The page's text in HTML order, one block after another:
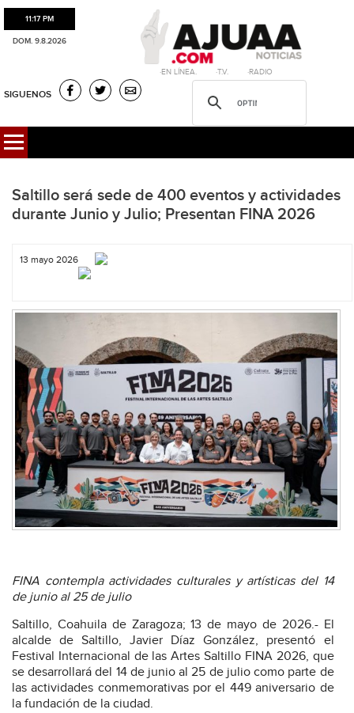
11:17 PM
DOM. 9.8.2026
·EN LÍNEA. ·T.V. ·RADIO
SIGUENOS
Saltillo será sede de 400 eventos y actividades
durante Junio y Julio; Presentan FINA 2026
13 mayo 2026
FINA contempla actividades culturales y artísticas del 14
de junio al 25 de julio
Saltillo, Coahuila de Zaragoza; 13 de mayo de 2026.- El
alcalde de Saltillo, Javier Díaz González, presentó el
Festival Internacional de las Artes Saltillo FINA 2026, que
se desarrollará del 14 de junio al 25 de julio como parte de
las actividades conmemorativas por el 449 aniversario de
la fundación de la ciudad.